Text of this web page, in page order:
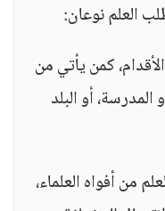
العلم نوعان:
كمن يأتي من
أو البلد
من أفواه العلماء،